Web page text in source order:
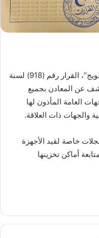
أصدر وزير الاقتصاد والتجارة “محمد الحويج”، القرار رقم (918) لسنة
عن المعادن بجميع
العامة المأذون لها
والجهات ذات العلاقة.
خاصة لقيد الأجهزة
أماكن تخزينها